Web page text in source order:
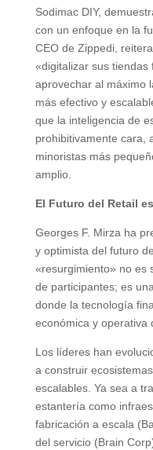
Sodimac DIY,
con un enfoque en la
CEO de Zippedi,
«digitalizar sus tiendas
aprovechar al máximo
más efectivo y
que la inteligencia de
prohibitivamente cara,
minoristas más
amplio.
El Futuro del Retail
Georges F. Mirza ha
y optimista del futuro
«resurgimiento» no es
de participantes; es
donde la tecnología
económica y operativa
Los líderes han
a construir
escalables. Ya sea a
estantería como
fabricación a escala
del servicio (Brain